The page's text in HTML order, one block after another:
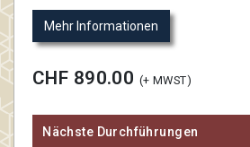
Mehr Informationen
CHF 890.00 (+ MWST)
Nächste Durchführungen